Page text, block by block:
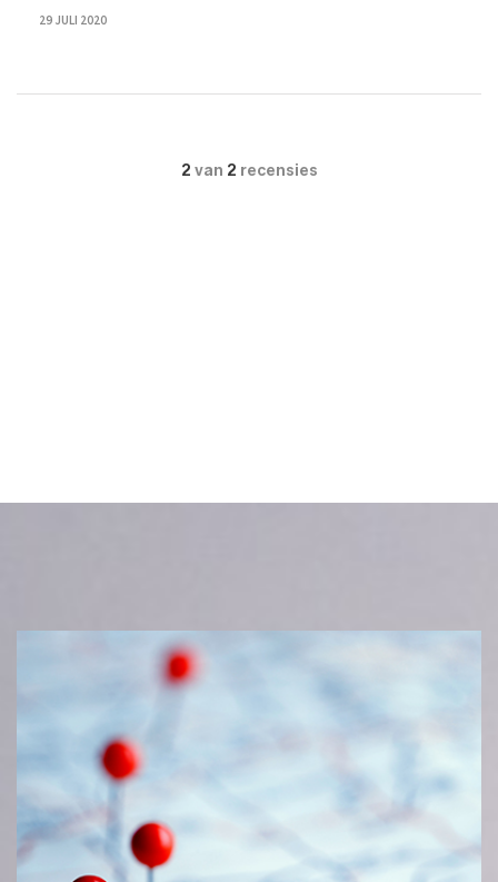
29 JULI 2020
2 van 2 recensies